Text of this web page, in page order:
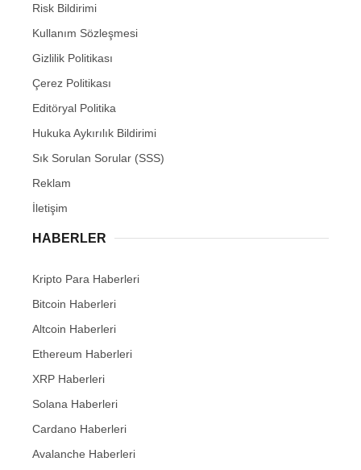
Risk Bildirimi
Kullanım Sözleşmesi
Gizlilik Politikası
Çerez Politikası
Editöryal Politika
Hukuka Aykırılık Bildirimi
Sık Sorulan Sorular (SSS)
Reklam
İletişim
HABERLER
Kripto Para Haberleri
Bitcoin Haberleri
Altcoin Haberleri
Ethereum Haberleri
XRP Haberleri
Solana Haberleri
Cardano Haberleri
Avalanche Haberleri